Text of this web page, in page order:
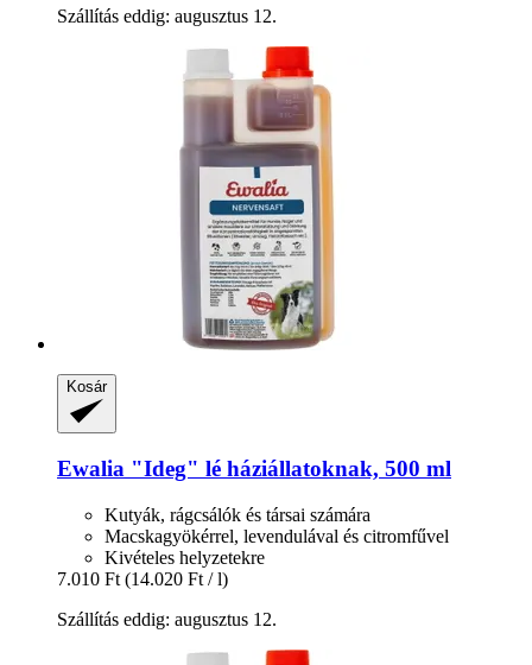
Szállítás eddig: augusztus 12.
Kosár
Ewalia "Ideg" lé háziállatoknak, 500 ml
Kutyák, rágcsálók és társai számára
Macskagyökérrel, levendulával és citromfűvel
Kivételes helyzetekre
7.010 Ft (14.020 Ft / l)
Szállítás eddig: augusztus 12.